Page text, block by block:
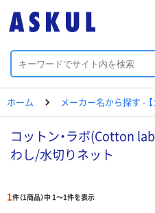
ホーム メーカー名から探す - 【
コットン・ラボ(Cotton
わし/水切りネット
1件（1商品）中 1～1件を表示